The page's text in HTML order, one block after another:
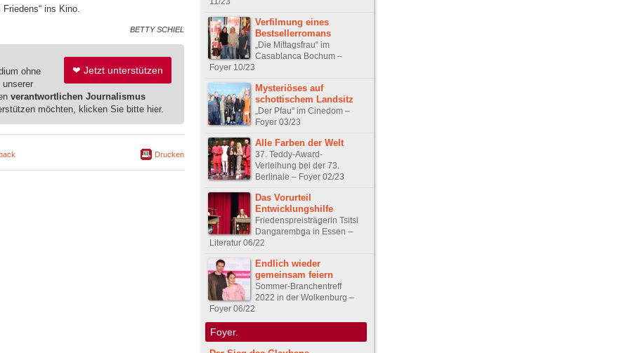
ins Kino.
BETTY SCHIEL
❤ Jetzt unterstützen
ohne
unserer
verantwortlichen Journalismus
möchten, klicken Sie bitte hier.
Drucken
Verfilmung eines
Bestsellerromans
„Die Mittagsfrau“ im
Casablanca Bochum –
Foyer 10/23
Mysteriöses auf
schottischem Landsitz
„Der Pfau“ im Cinedom –
Foyer 03/23
Alle Farben der Welt
37. Teddy-Award-
Verleihung bei der 73.
Berlinale – Foyer 02/23
Das Vorurteil
Entwicklungshilfe
Friedenspreisträgerin Tsitsi
Dangarembga in Essen –
Literatur 06/22
Endlich wieder
gemeinsam feiern
Sommer-Branchentreff
2022 in der Wolkenburg –
Foyer 06/22
Foyer.